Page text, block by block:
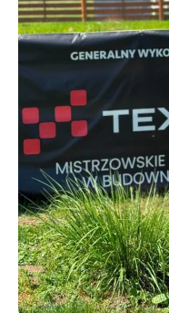
eventu
na
Podkarpaciu